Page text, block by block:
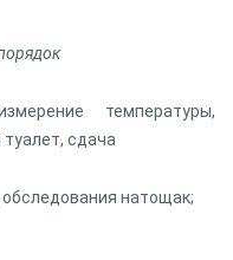
температуры,
сдача
натощак;